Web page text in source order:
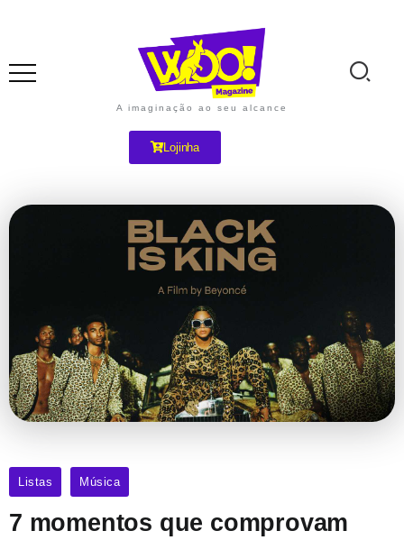
A imaginação ao seu alcance
Lojinha
Listas Música
7 momentos que comprovam